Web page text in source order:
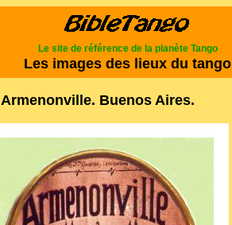
Le site de référence de la planète Tango
Les images des lieux du tango
Armenonville. Buenos Aires.